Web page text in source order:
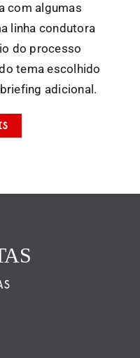
com algumas
linha condutora
do processo
tema escolhido
adicional.